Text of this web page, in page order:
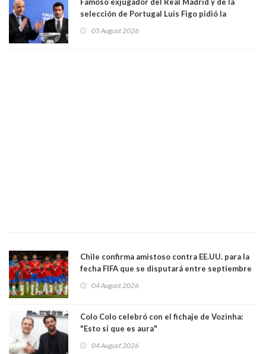
selección de Portugal Luis Figo pidió la
comportamiento más bajo y cobarde que he
05 August 2026
Chile confirma amistoso contra EE.UU. para la
fecha FIFA que se disputará entre septiembre
04 August 2026
Colo Colo celebró con el fichaje de Vozinha:
"Esto sí que es aura"
04 August 2026